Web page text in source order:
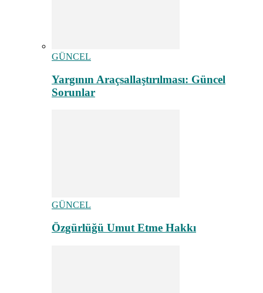
GÜNCEL
Yargının Araçsallaştırılması: Güncel
Sorunlar
GÜNCEL
Özgürlüğü Umut Etme Hakkı